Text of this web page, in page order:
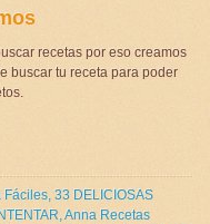
recetas por eso creamos
buscar tu receta para poder
Fáciles, 33 DELICIOSAS
,Anna Recetas